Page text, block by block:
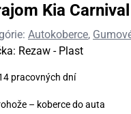
Kia
Autokoberce,
Rezaw - Plast
pracovných dní
– koberce do auta